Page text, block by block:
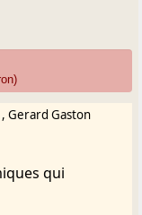
Mais on a
la finale -
pour
, Gerard Gaston
qui